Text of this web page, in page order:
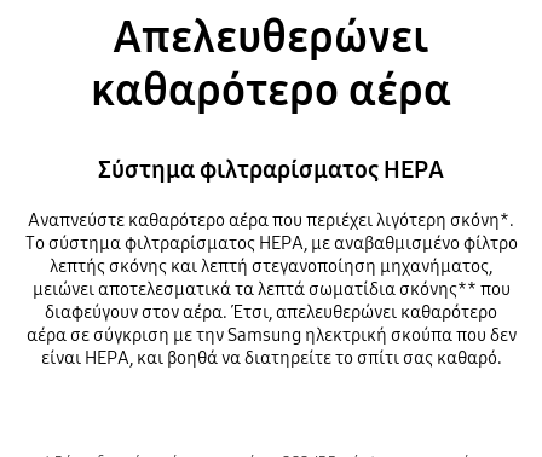
Απελευθερώνει
καθαρότερο αέρα
Σύστημα φιλτραρίσματος HEPA
Αναπνεύστε καθαρότερο αέρα που περιέχει λιγότερη σκόνη*.
Το σύστημα φιλτραρίσματος HEPA, με αναβαθμισμένο φίλτρο
λεπτής σκόνης και λεπτή στεγανοποίηση μηχανήματος,
μειώνει αποτελεσματικά τα λεπτά σωματίδια σκόνης** που
διαφεύγουν στον αέρα. Έτσι, απελευθερώνει καθαρότερο
αέρα σε σύγκριση με την Samsung ηλεκτρική σκούπα που δεν
είναι HEPA, και βοηθά να διατηρείτε το σπίτι σας καθαρό.